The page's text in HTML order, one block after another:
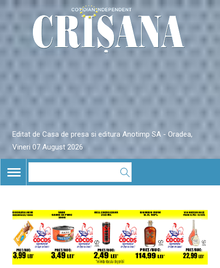
Editat de Casa de presa si editura Anotimp SA - Oradea,
Vineri 07 August 2026
TOGGLE
NAVIGATION